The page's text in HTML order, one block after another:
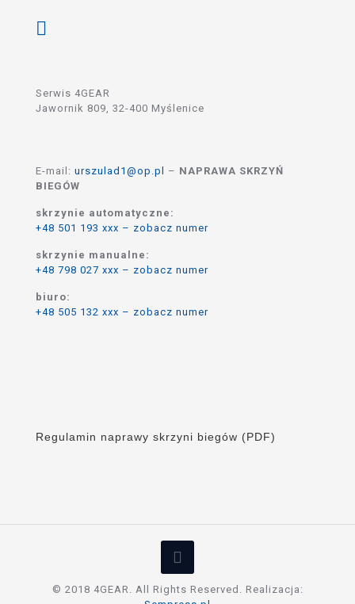
Serwis 4GEAR
Jawornik 809, 32-400 Myślenice
E-mail: urszulad1@op.pl – NAPRAWA SKRZYŃ
BIEGÓW
skrzynie automatyczne:
+48 501 193 xxx – zobacz numer
skrzynie manualne:
+48 798 027 xxx – zobacz numer
biuro:
+48 505 132 xxx – zobacz numer
Regulamin naprawy skrzyni biegów (PDF)
© 2018 4GEAR. All Rights Reserved. Realizacja: